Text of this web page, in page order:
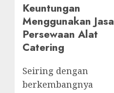
Keuntungan
Menggunakan Jasa
Persewaan Alat
Catering
Seiring dengan
berkembangnya